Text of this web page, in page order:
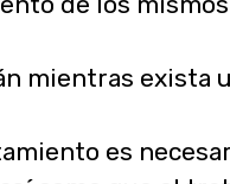
mientras exista
es